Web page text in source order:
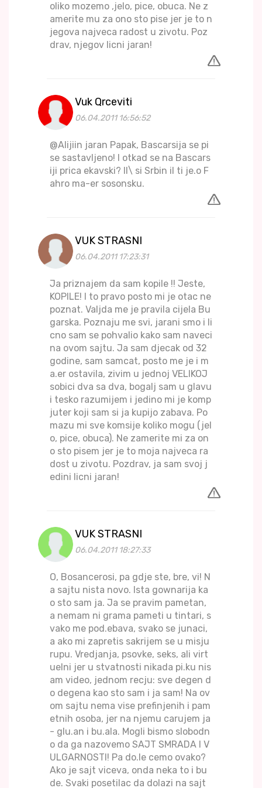
oliko mozemo ,jelo, pice, obuca. Ne z
amerite mu za ono sto pise jer je to n
jegova najveca radost u zivotu. Poz
drav, njegov licni jaran!
Vuk Qrceviti
06.04.2011 16:56:52
@Alijiin jaran Papak, Bascarsija se pi
se sastavljeno! I otkad se na Bascars
iji prica ekavski? Il\ si Srbin il ti je.o F
ahro ma-er sosonsku.
VUK STRASNI
06.04.2011 17:23:31
Ja priznajem da sam kopile !! Jeste,
KOPILE! I to pravo posto mi je otac ne
poznat. Valjda me je pravila cijela Bu
garska. Poznaju me svi, jarani smo i li
cno sam se pohvalio kako sam naveci
na ovom sajtu. Ja sam djecak od 32
godine, sam samcat, posto me je i m
a.er ostavila, zivim u jednoj VELIKOJ
sobici dva sa dva, bogalj sam u glavu
i tesko razumijem i jedino mi je komp
juter koji sam si ja kupijo zabava. Po
mazu mi sve komsije koliko mogu (jel
o, pice, obuca). Ne zamerite mi za on
o sto pisem jer je to moja najveca ra
dost u zivotu. Pozdrav, ja sam svoj j
edini licni jaran!
VUK STRASNI
06.04.2011 18:27:33
O, Bosancerosi, pa gdje ste, bre, vi! N
a sajtu nista novo. Ista gownarija ka
o sto sam ja. Ja se pravim pametan,
a nemam ni grama pameti u tintari, s
vako me pod.ebava, svako se junaci,
a ako mi zapretis sakrijem se u misju
rupu. Vredjanja, psovke, seks, ali virt
uelni jer u stvatnosti nikada pi.ku nis
am video, jednom recju: sve degen d
o degena kao sto sam i ja sam! Na ov
om sajtu nema vise prefinjenih i pam
etnih osoba, jer na njemu carujem ja
- glu.an i bu.ala. Mogli bismo slobodn
o da ga nazovemo SAJT SMRADA I V
ULGARNOSTI! Pa do.le cemo ovako?
Ako je sajt viceva, onda neka to i bu
de. Svaki posetilac da dolazi na sajt